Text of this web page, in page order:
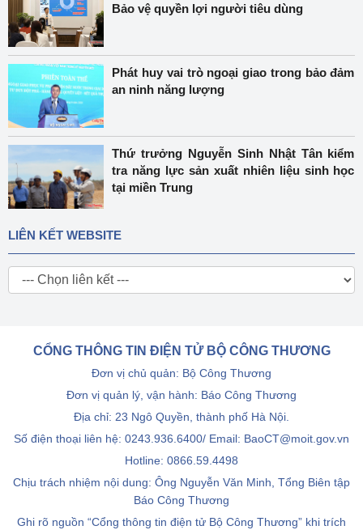
Bảo vệ quyền lợi người tiêu dùng
Phát huy vai trò ngoại giao trong bảo đảm
an ninh năng lượng
Thứ trưởng Nguyễn Sinh Nhật Tân kiểm
tra năng lực sản xuất nhiên liệu sinh học
tại miền Trung
LIÊN KẾT WEBSITE
CỔNG THÔNG TIN ĐIỆN TỬ BỘ CÔNG THƯƠNG
Đơn vị chủ quản: Bộ Công Thương
Đơn vị quản lý, vận hành: Báo Công Thương
Địa chỉ: 23 Ngô Quyền, thành phố Hà Nội.
Số điện thoại liên hệ: 0243.936.6400/ Email: BaoCT@moit.gov.vn
Hotline: 0866.59.4498
Chịu trách nhiệm nội dung: Ông Nguyễn Văn Minh, Tổng Biên tập
Báo Công Thương
Ghi rõ nguồn “Cổng thông tin điện tử Bộ Công Thương” khi trích